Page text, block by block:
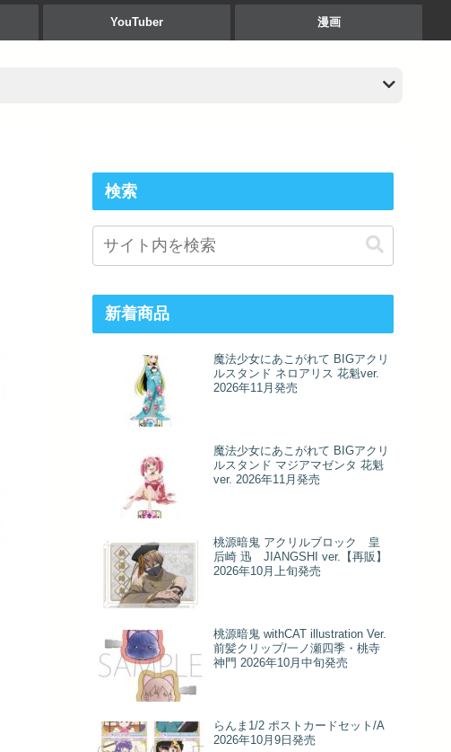
YouTuber 漫画
検索
新着商品
魔法少女にあこがれて BIGアクリ
ルスタンド ネロアリス 花魁ver.
2026年11月発売
魔法少女にあこがれて BIGアクリ
ルスタンド マジアマゼンタ 花魁
ver. 2026年11月発売
桃源暗鬼 アクリルブロック 皇
后崎 迅 JIANGSHI ver.【再販】
2026年10月上旬発売
桃源暗鬼 withCAT illustration Ver.
前髪クリップ/一ノ瀬四季・桃寺
神門 2026年10月中旬発売
らんま1/2 ポストカードセット/A
2026年10月9日発売